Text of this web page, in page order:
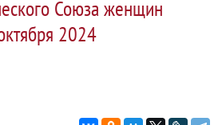
Союза женщин
2024